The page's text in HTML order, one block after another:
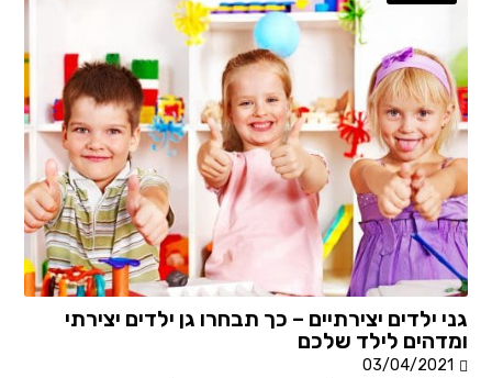
גני ילדים יצירתיים – כך תבחרו גן ילדים יצירתי
ומדהים לילד שלכם
03/04/2021